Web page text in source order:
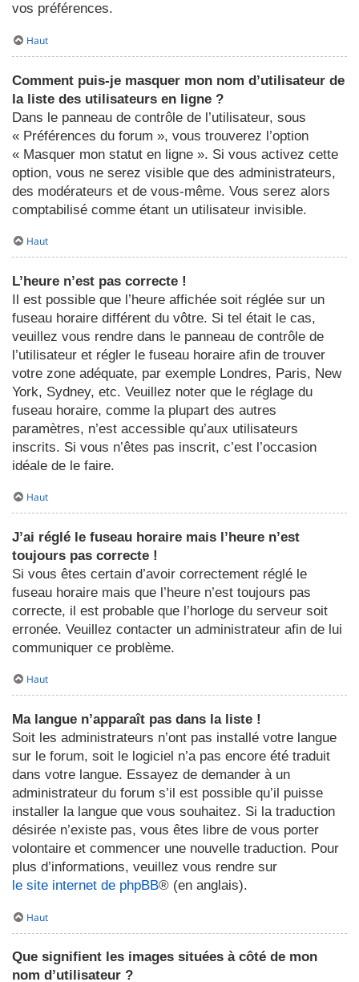
vos préférences.
Haut
Comment puis-je masquer mon nom d’utilisateur de
la liste des utilisateurs en ligne ?
Dans le panneau de contrôle de l’utilisateur, sous
« Préférences du forum », vous trouverez l’option
« Masquer mon statut en ligne ». Si vous activez cette
option, vous ne serez visible que des administrateurs,
des modérateurs et de vous-même. Vous serez alors
comptabilisé comme étant un utilisateur invisible.
Haut
L’heure n’est pas correcte !
Il est possible que l’heure affichée soit réglée sur un
fuseau horaire différent du vôtre. Si tel était le cas,
veuillez vous rendre dans le panneau de contrôle de
l’utilisateur et régler le fuseau horaire afin de trouver
votre zone adéquate, par exemple Londres, Paris, New
York, Sydney, etc. Veuillez noter que le réglage du
fuseau horaire, comme la plupart des autres
paramètres, n’est accessible qu’aux utilisateurs
inscrits. Si vous n’êtes pas inscrit, c’est l’occasion
idéale de le faire.
Haut
J’ai réglé le fuseau horaire mais l’heure n’est
toujours pas correcte !
Si vous êtes certain d’avoir correctement réglé le
fuseau horaire mais que l’heure n’est toujours pas
correcte, il est probable que l’horloge du serveur soit
erronée. Veuillez contacter un administrateur afin de lui
communiquer ce problème.
Haut
Ma langue n’apparaît pas dans la liste !
Soit les administrateurs n’ont pas installé votre langue
sur le forum, soit le logiciel n’a pas encore été traduit
dans votre langue. Essayez de demander à un
administrateur du forum s’il est possible qu’il puisse
installer la langue que vous souhaitez. Si la traduction
désirée n’existe pas, vous êtes libre de vous porter
volontaire et commencer une nouvelle traduction. Pour
plus d’informations, veuillez vous rendre sur
le site internet de phpBB® (en anglais).
Haut
Que signifient les images situées à côté de mon
nom d’utilisateur ?